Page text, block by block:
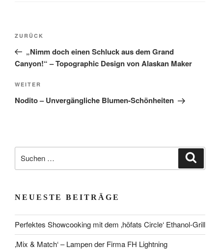
Beitragsnavigation
Vorheriger
Beitrag
ZURÜCK
„Nimm doch einen Schluck aus dem Grand
Canyon!“ – Topographic Design von Alaskan Maker
Nächster
Beitrag
WEITER
Nodito – Unvergängliche Blumen-Schönheiten
nach:
NEUESTE BEITRÄGE
Perfektes Showcooking mit dem ‚höfats Circle‘ Ethanol-Grill
‚Mix & Match‘ – Lampen der Firma FH Lightning